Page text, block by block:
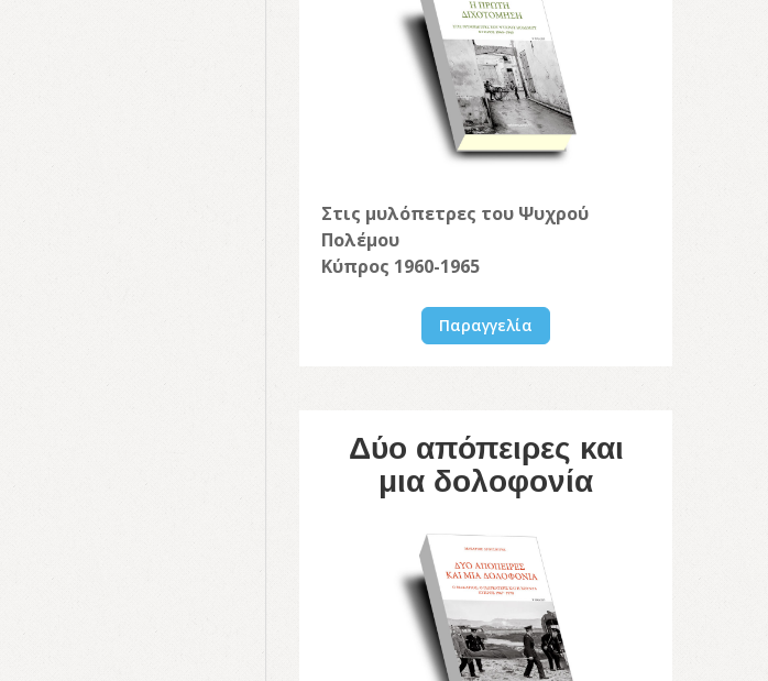
Στις μυλόπετρες του Ψυχρού
Πολέμου
Κύπρος 1960-1965
Παραγγελία
Δύο απόπειρες και
μια δολοφονία